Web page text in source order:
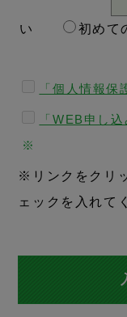
い 初めて
「個人情報保
「WEB申し
※
※リンクをクリ
ェックを入れて